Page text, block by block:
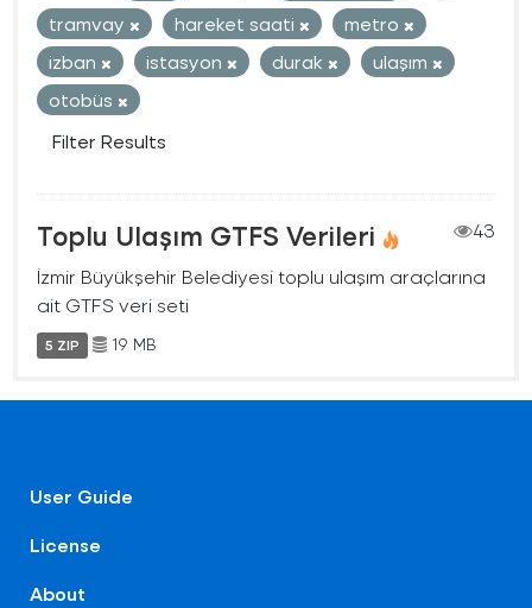
tramvay
hareket saati
metro
izban
istasyon durak
ulaşım
otobüs
Filter Results
Toplu Ulaşım GTFS Verileri
43
İzmir Büyükşehir Belediyesi toplu ulaşım araçlarına
ait GTFS veri seti
5 ZIP 19 MB
User Guide
License
About